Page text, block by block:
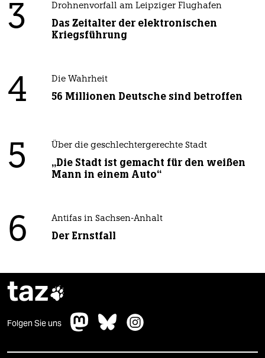
3 Drohnenvorfall am Leipziger Flughafen
Das Zeitalter der elektronischen
Kriegsführung
4 Die Wahrheit
56 Millionen Deutsche sind betroffen
5 Über die geschlechtergerechte Stadt
„Die Stadt ist gemacht für den weißen
Mann in einem Auto“
6 Antifas in Sachsen-Anhalt
Der Ernstfall
taz
Folgen Sie uns